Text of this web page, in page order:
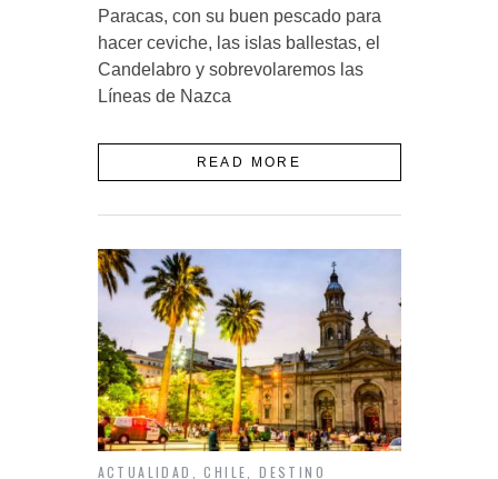
Paracas, con su buen pescado para
hacer ceviche, las islas ballestas, el
Candelabro y sobrevolaremos las
Líneas de Nazca
READ MORE
ACTUALIDAD ,CHILE ,DESTINO